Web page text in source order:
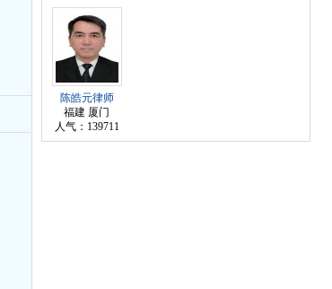
陈皓元律师
福建 厦门
人气：139711